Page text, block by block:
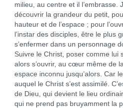
milieu, au centre et il l’embrasse.
découvrir la grandeur du petit,
hauteur et de l’espace ; pour
l’instar des disciples, être le plus
s’enfermer dans un personnage
Suivre le Christ, poser comme lui
alors s’ouvrir, au cœur même de
espace inconnu jusqu’alors. Car
auquel le Christ s’est assimilé.
de Dieu, qui devient le lieu
qui ne prend pas bruyamment la